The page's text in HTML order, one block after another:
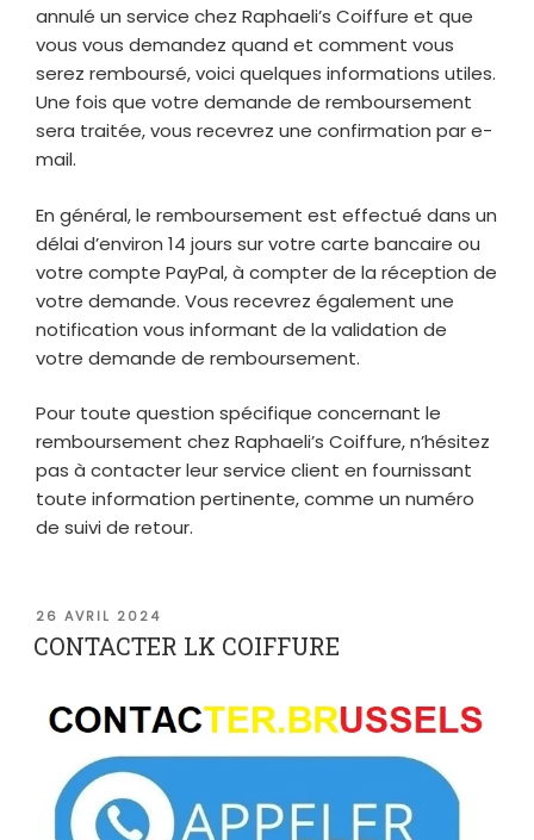
annulé un service chez Raphaeli’s Coiffure et que
vous vous demandez quand et comment vous
serez remboursé, voici quelques informations utiles.
Une fois que votre demande de remboursement
sera traitée, vous recevrez une confirmation par e-
mail.
En général, le remboursement est effectué dans un
délai d’environ 14 jours sur votre carte bancaire ou
votre compte PayPal, à compter de la réception de
votre demande. Vous recevrez également une
notification vous informant de la validation de
votre demande de remboursement.
Pour toute question spécifique concernant le
remboursement chez Raphaeli’s Coiffure, n’hésitez
pas à contacter leur service client en fournissant
toute information pertinente, comme un numéro
de suivi de retour.
PUBLIÉ
LE
26 AVRIL 2024
CONTACTER LK COIFFURE